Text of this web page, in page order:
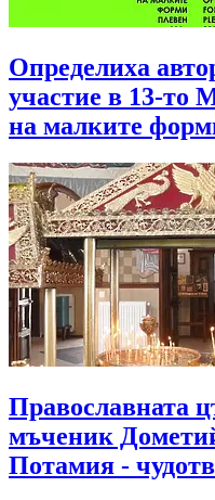
Определиха
участие в 13-то
на малките
Православната
мъченик
Потамия -